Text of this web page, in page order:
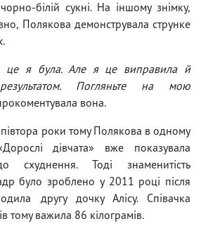
білій сукні. На іншому знімку,
Полякова демонструвала струнке
я була. Але я це виправила й
Погляньте на мою
вона.
роки тому Полякова в одному
дівчата» вже показувала
схуднення. Тоді знаменитість
було зроблено у 2011 році після
другу дочку Алісу. Співачка
тому важила 86 кілограмів.